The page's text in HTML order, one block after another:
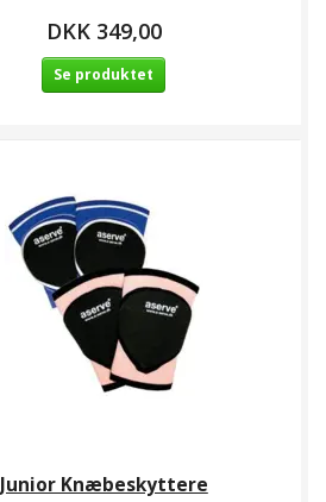
DKK 349,00
Se produktet
Junior Knæbeskyttere